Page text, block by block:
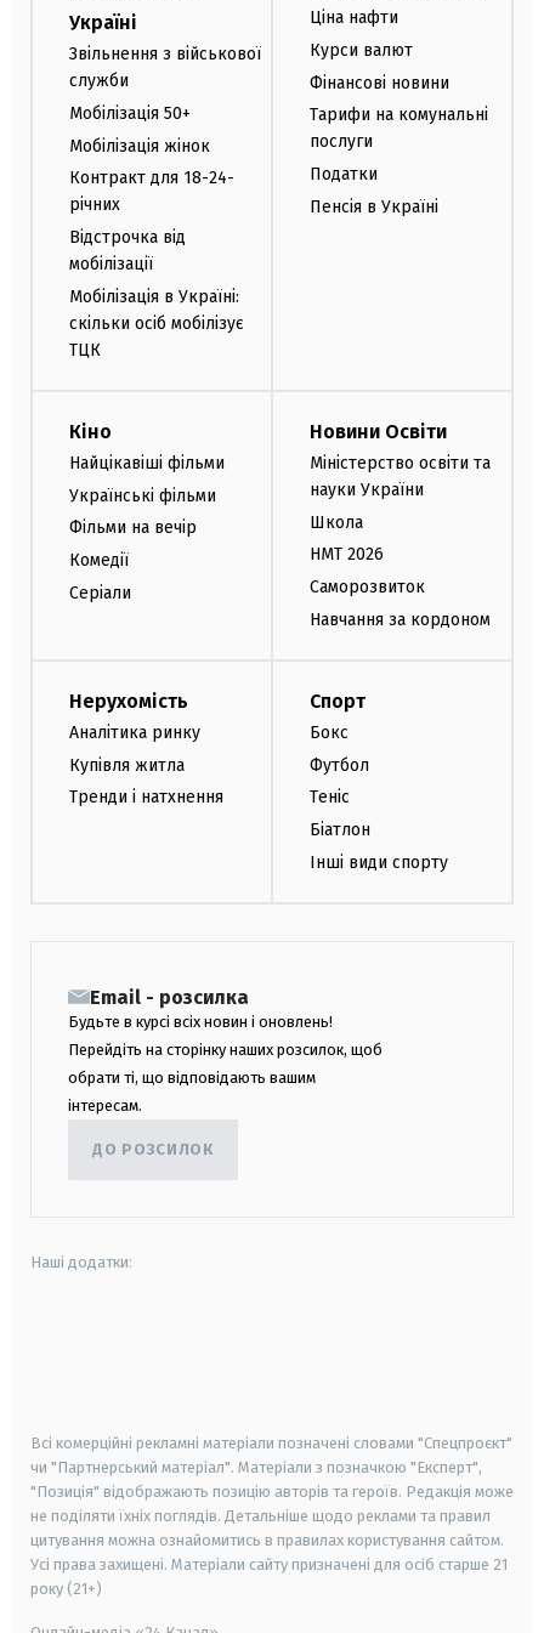
Україні
Звільнення з військової
служби
Мобілізація 50+
Мобілізація жінок
Контракт для 18-24-
річних
Відстрочка від
мобілізації
Мобілізація в Україні:
скільки осіб мобілізує
ТЦК
Ціна нафти
Курси валют
Фінансові новини
Тарифи на комунальні
послуги
Податки
Пенсія в Україні
Кіно
Найцікавіші фільми
Українські фільми
Фільми на вечір
Комедії
Серіали
Новини Освіти
Міністерство освіти та
науки України
Школа
НМТ 2026
Саморозвиток
Навчання за кордоном
Нерухомість
Аналітика ринку
Купівля житла
Тренди і натхнення
Спорт
Бокс
Футбол
Теніс
Біатлон
Інші види спорту
Email - розсилка
Будьте в курсі всіх новин і оновлень!
Перейдіть на сторінку наших розсилок, щоб
обрати ті, що відповідають вашим
інтересам.
ДО РОЗСИЛОК
Наші додатки:
Всі комерційні рекламні матеріали позначені словами "Спецпроєкт"
чи "Партнерський матеріал". Матеріали з позначкою "Експерт",
"Позиція" відображають позицію авторів та героїв. Редакція може
не поділяти їхніх поглядів. Детальніше щодо реклами та правил
цитування можна ознайомитись в правилах користування сайтом.
Усі права захищені. Матеріали сайту призначені для осіб старше 21
року (21+)